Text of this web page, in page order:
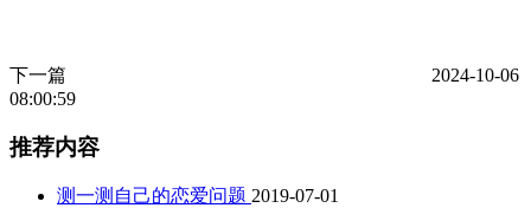
下一篇
2024-10-06
08:00:59
推荐内容
测一测自己的恋爱问题 2019-07-01